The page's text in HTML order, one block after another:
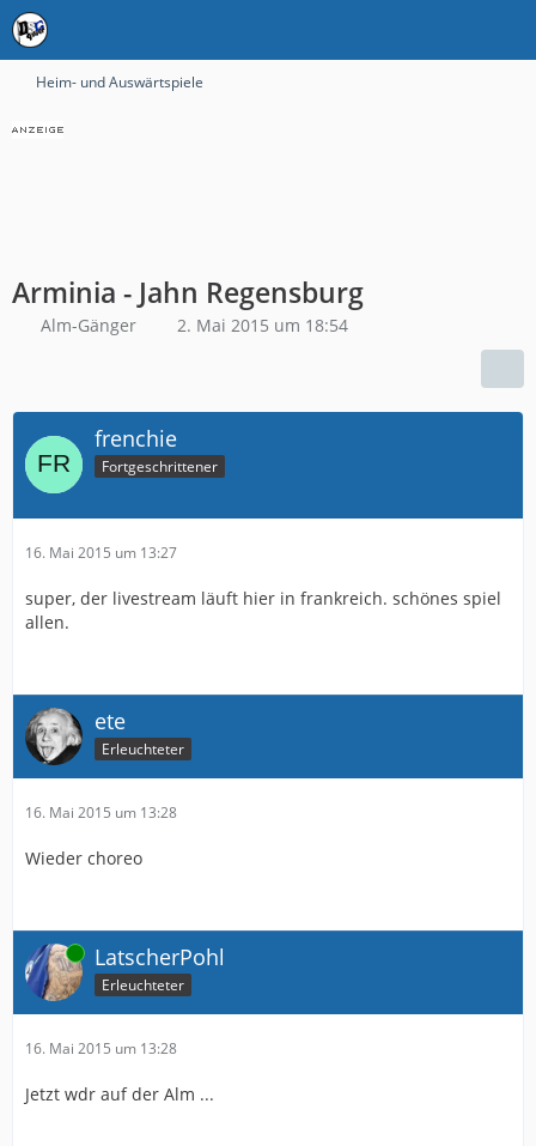
Heim- und Auswärtspiele
Arminia - Jahn Regensburg
Alm-Gänger 2. Mai 2015 um 18:54
frenchie
Fortgeschrittener
16. Mai 2015 um 13:27
super, der livestream läuft hier in frankreich. schönes spiel
allen.
ete
Erleuchteter
16. Mai 2015 um 13:28
Wieder choreo
Online LatscherPohl
Erleuchteter
16. Mai 2015 um 13:28
Jetzt wdr auf der Alm ...